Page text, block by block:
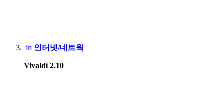
in 인터넷/네트웍
Vivaldi 2.10